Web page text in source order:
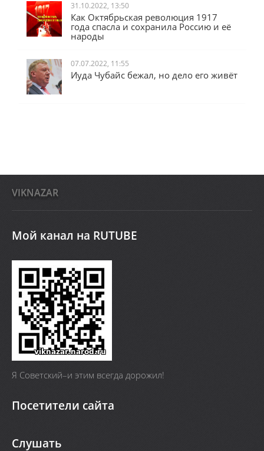
31.10.2022, 13:50
Как Октябрьская революция 1917
года спасла и сохранила Россию и её
народы
07.07.2022, 11:55
Иуда Чубайс бежал, но дело его живёт
VIKNAZAR
Мой канал на RUTUBE
Я Cоветский–и этим всегда дорожил!
Посетители сайта
Слушать